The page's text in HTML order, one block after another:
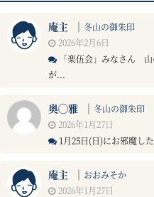
庵主 ｜ 冬山の御朱印
2026年2月6日
「楽伍会」みなさん
が...
奥◯雅 ｜ 冬山の御朱印
2026年1月27日
1月25日(日)にお邪魔し
庵主 ｜ おおみそか
2026年1月27日